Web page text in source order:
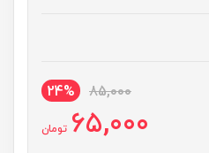
85,000
24%
65,000 تومان